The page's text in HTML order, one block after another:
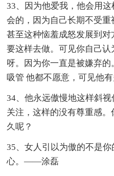
33、因为他爱我，他会用
会的，因为自己长期不受重
甚至这种恼羞成怒发展到
要这样去做。可见你自己
呀。因为你一直是被嫌弃
吸管 他都不愿意，可见他有
34、他永远傲慢地这样斜
关注，这样的没有尊重感
久呢？
35、女人引以为傲的不是
心。——涂磊